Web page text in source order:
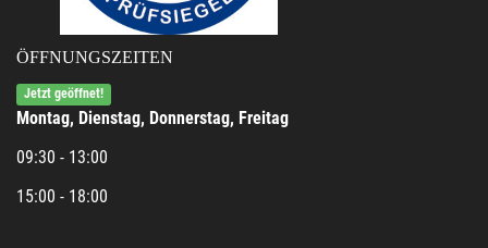
ÖFFNUNGSZEITEN
Jetzt geöffnet!
Montag, Dienstag, Donnerstag, Freitag
09:30 - 13:00
15:00 - 18:00